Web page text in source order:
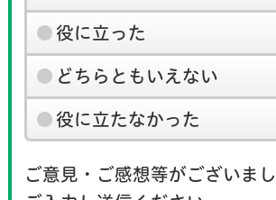
役に立った
どちらともいえない
役に立たなかった
ご意見・ご感想等がございま